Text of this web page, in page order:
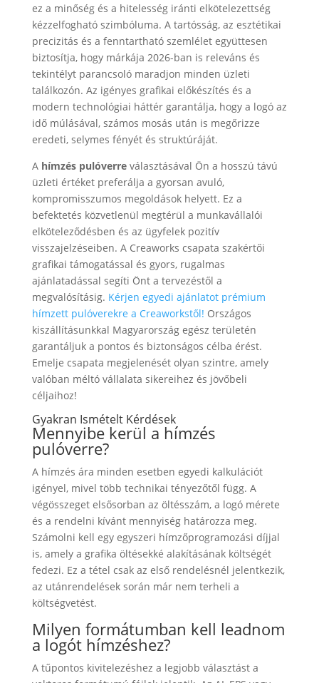
ez a minőség és a hitelesség iránti elkötelezettség
kézzelfogható szimbóluma. A tartósság, az esztétikai
precizitás és a fenntartható szemlélet együttesen
biztosítja, hogy márkája 2026-ban is releváns és
tekintélyt parancsoló maradjon minden üzleti
találkozón. Az igényes grafikai előkészítés és a
modern technológiai háttér garantálja, hogy a logó az
idő múlásával, számos mosás után is megőrizze
eredeti, selymes fényét és struktúráját.
A hímzés pulóverreválasztásával Ön a hosszú távú
üzleti értéket preferálja a gyorsan avuló,
kompromisszumos megoldások helyett. Ez a
befektetés közvetlenül megtérül a munkavállalói
elköteleződésben és az ügyfelek pozitív
visszajelzéseiben. A Creaworks csapata szakértői
grafikai támogatással és gyors, rugalmas
ajánlatadással segíti Önt a tervezéstől a
megvalósításig. Kérjen egyedi ajánlatot prémium
hímzett pulóverekre a Creaworkstől! Országos
kiszállításunkkal Magyarország egész területén
garantáljuk a pontos és biztonságos célba érést.
Emelje csapata megjelenését olyan szintre, amely
valóban méltó vállalata sikereihez és jövőbeli
céljaihoz!
Gyakran Ismételt Kérdések
Mennyibe kerül a hímzés
pulóverre?
A hímzés ára minden esetben egyedi kalkulációt
igényel, mivel több technikai tényezőtől függ. A
végösszeget elsősorban az öltésszám, a logó mérete
és a rendelni kívánt mennyiség határozza meg.
Számolni kell egy egyszeri hímzőprogramozási díjjal
is, amely a grafika öltésekké alakításának költségét
fedezi. Ez a tétel csak az első rendelésnél jelentkezik,
az utánrendelések során már nem terheli a
költségvetést.
Milyen formátumban kell leadnom
a logót hímzéshez?
A tűpontos kivitelezéshez a legjobb választást a